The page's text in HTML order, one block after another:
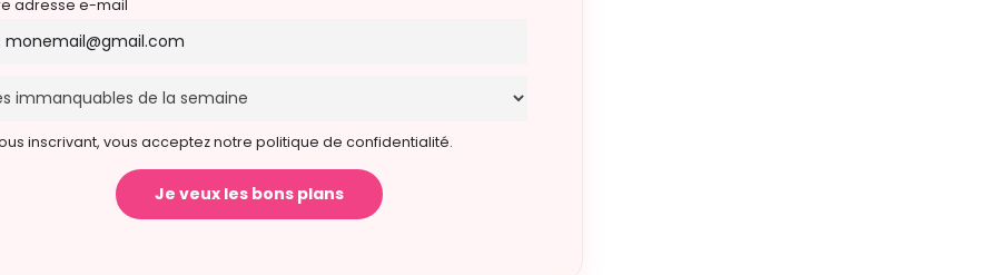
adresse e-mail
inscrivant, vous acceptez notre politique de confidentialité.